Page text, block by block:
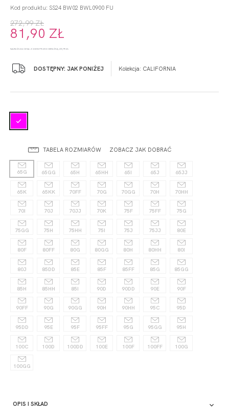
Kod produktu: SS24 BW02 BWL0900 FU
272,99 ZŁ
81,90 ZŁ
NAJNIŻSZA CENA Z 30 DNI PRZED OBNIŻKĄ: 272,99 ZŁ
DOSTĘPNY: JAK PONIŻEJ Kolekcja: CALIFORNIA
TABELA ROZMIARÓW ZOBACZ JAK DOBRAĆ
65G 65GG 65H 65HH 65I 65J 65JJ
65K 65KK 70FF 70G 70GG 70H 70HH
70I 70J 70JJ 70K 75F 75FF 75G
75GG 75H 75HH 75I 75J 75JJ 80E
80F 80FF 80G 80GG 80H 80HH 80I
80J 85DD 85E 85F 85FF 85G 85GG
85H 85HH 85I 90D 90DD 90E 90F
90FF 90G 90GG 90H 90HH 95C 95D
95DD 95E 95F 95FF 95G 95GG 95H
100C 100D 100DD 100E 100F 100FF 100G
100GG
OPIS I SKŁAD